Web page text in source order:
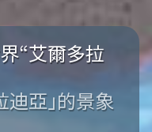
“艾爾多拉
迪亞」的景象